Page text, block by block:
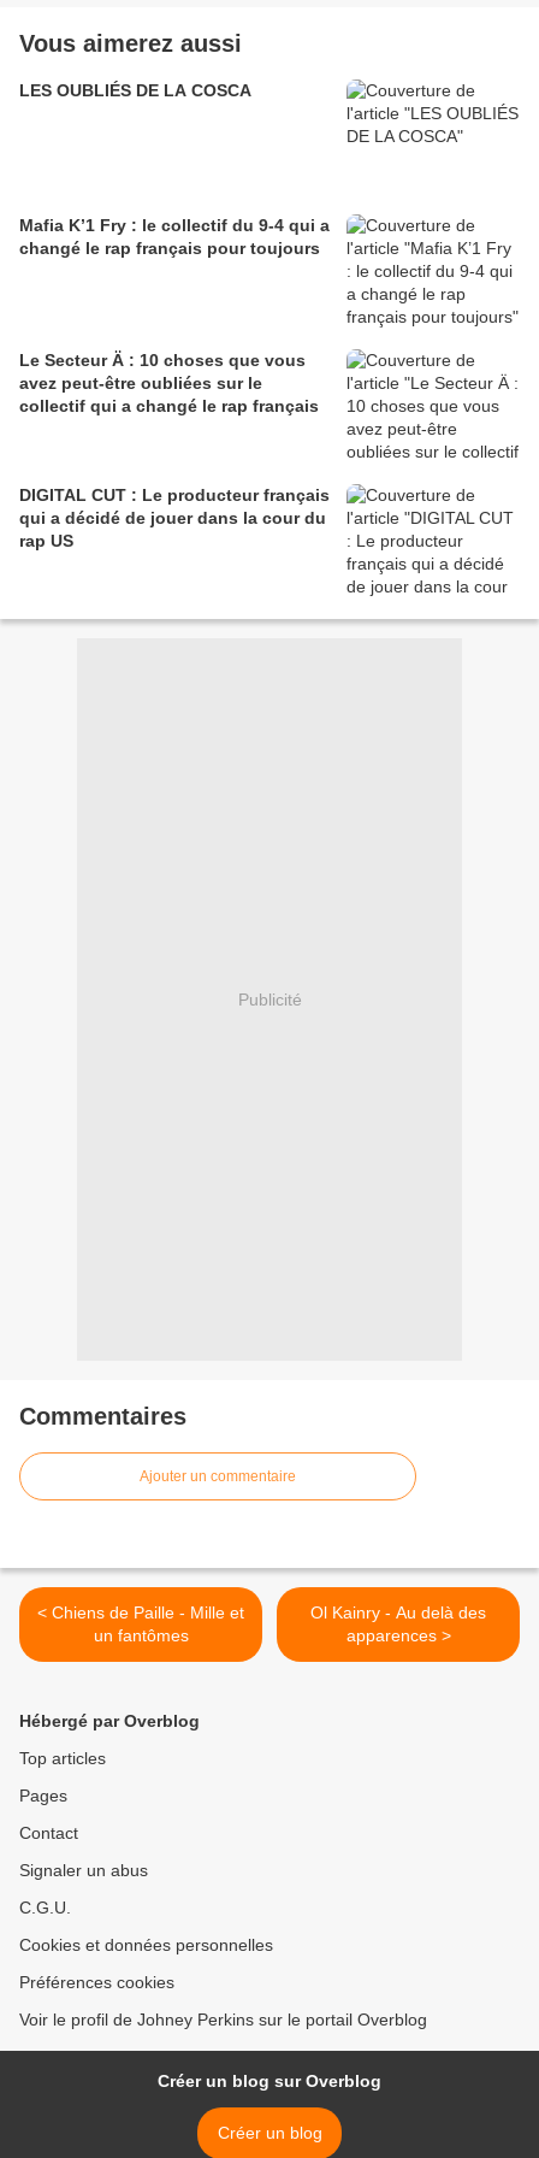
Vous aimerez aussi
LES OUBLIÉS DE LA COSCA
Mafia K’1 Fry : le collectif du 9-4 qui a
changé le rap français pour toujours
Le Secteur Ä : 10 choses que vous
avez peut-être oubliées sur le
collectif qui a changé le rap français
DIGITAL CUT : Le producteur français
qui a décidé de jouer dans la cour du
rap US
Publicité
Commentaires
Ajouter un commentaire
< Chiens de Paille - Mille et
un fantômes
Ol Kainry - Au delà des
apparences >
Hébergé par Overblog
Top articles
Pages
Contact
Signaler un abus
C.G.U.
Cookies et données personnelles
Préférences cookies
Voir le profil de Johney Perkins sur le portail Overblog
Créer un blog sur Overblog
Créer un blog